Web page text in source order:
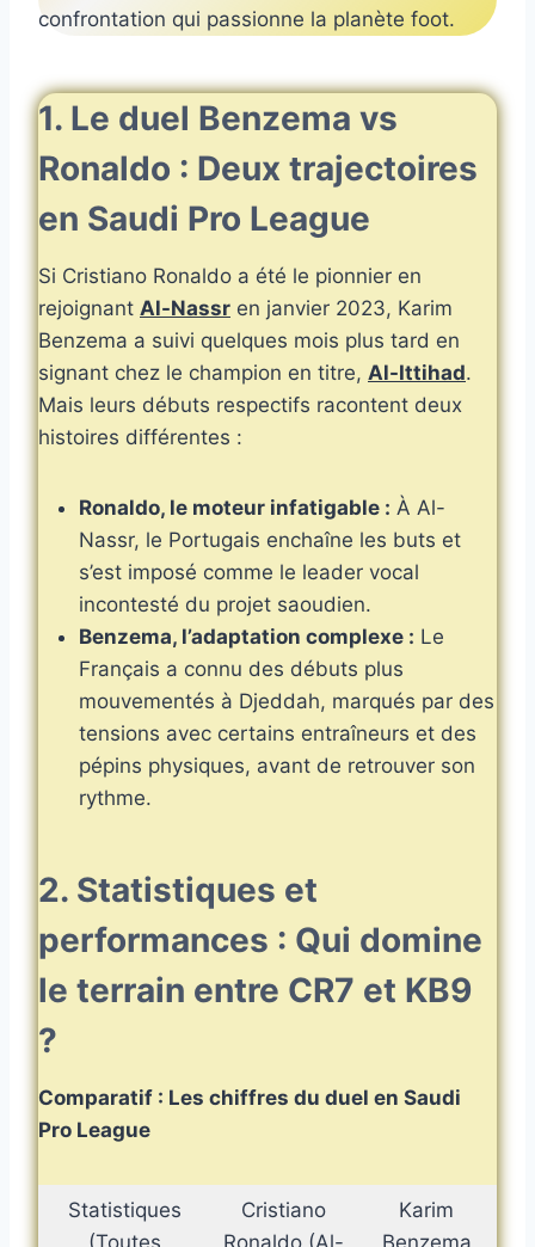
confrontation qui passionne la planète foot.
1. Le duel Benzema vs
Ronaldo : Deux trajectoires
en Saudi Pro League
Si Cristiano Ronaldo a été le pionnier en
rejoignant Al-Nassr en janvier 2023, Karim
Benzema a suivi quelques mois plus tard en
signant chez le champion en titre, Al-Ittihad.
Mais leurs débuts respectifs racontent deux
histoires différentes :
Ronaldo, le moteur infatigable : À Al-
Nassr, le Portugais enchaîne les buts et
s’est imposé comme le leader vocal
incontesté du projet saoudien.
Benzema, l’adaptation complexe : Le
Français a connu des débuts plus
mouvementés à Djeddah, marqués par des
tensions avec certains entraîneurs et des
pépins physiques, avant de retrouver son
rythme.
2. Statistiques et
performances : Qui domine
le terrain entre CR7 et KB9
?
Comparatif : Les chiffres du duel en Saudi
Pro League
Statistiques
(Toutes
Cristiano
Ronaldo (Al-
Karim
Benzema